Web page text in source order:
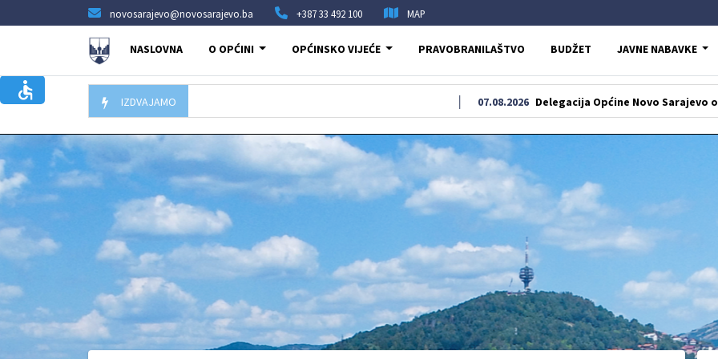
novosarajevo@novosarajevo.ba +387 33 492 100 MAP
NASLOVNA O OPĆINI OPĆINSKO VIJEĆE PRAVOBRANILAŠTVO BUDŽET JAVNE NABAVKE
IZDVAJAMO Delegacija Općine Novo Sarajevo odala